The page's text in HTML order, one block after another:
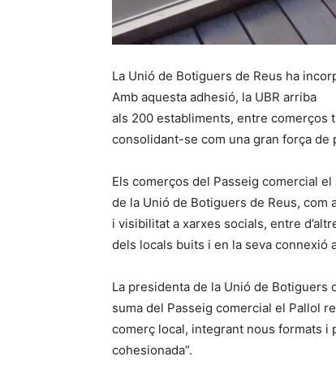
La Unió de Botiguers de Reus ha
Amb aquesta adhesió, la UBR arriba
als 200 establiments, entre comerços
consolidant-se com una gran força de
Els comerços del Passeig comercial
de la Unió de Botiguers de Reus, com
i visibilitat a xarxes socials, entre
dels locals buits i en la seva connexió
La presidenta de la Unió de Botiguers
suma del Passeig comercial el Pallol
comerç local, integrant nous formats i
cohesionada”.